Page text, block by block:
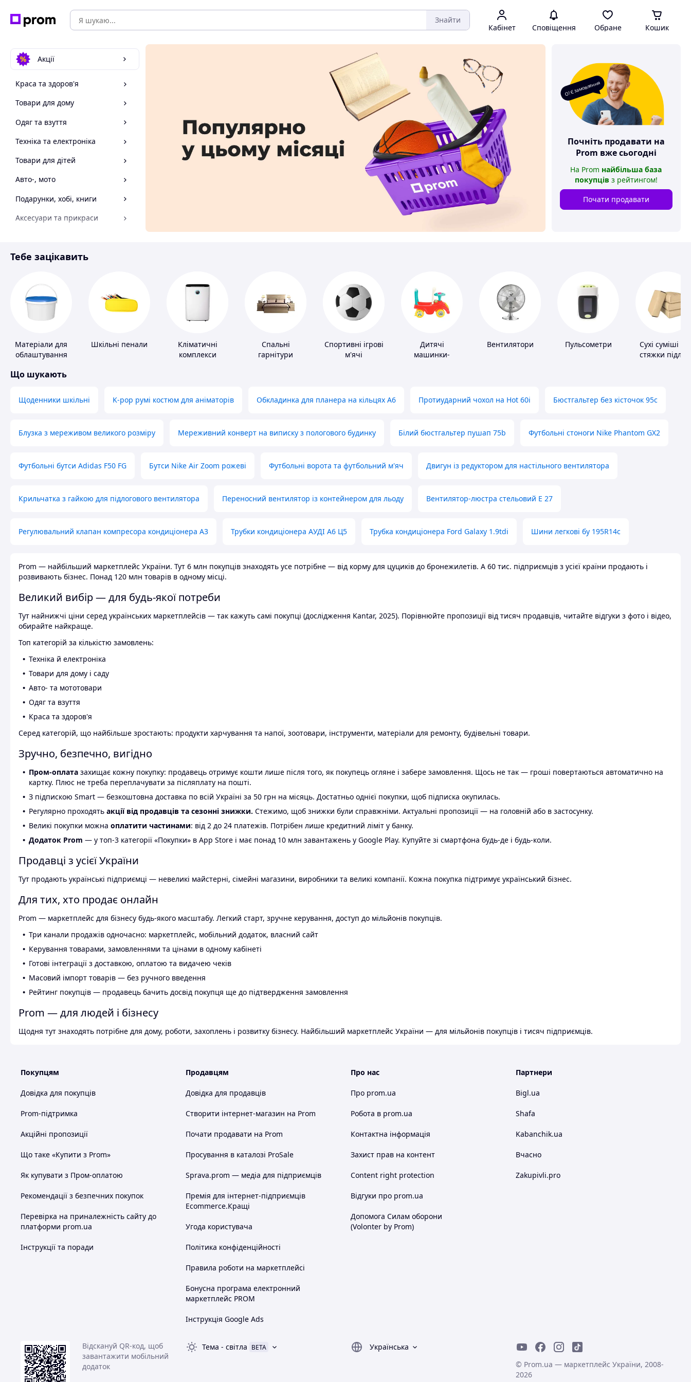
Знайти
Кабінет Сповіщення Обране Кошик
Акції
Краса та здоров'я
Товари для дому
Одяг та взуття
Техніка та електроніка
Товари для дітей
Авто-, мото
Подарунки, хобі, книги
Аксесуари та прикраси
Спорт і відпочинок
О! Є замовлення
Почніть продавати на
Prom вже сьогодні
На Prom найбільша база
покупців з рейтингом!
Почати продавати
Тебе зацікавить
Матеріали для
облаштування
підлог
Шкільні пенали
Кліматичні
комплекси
Спальні
гарнітури
Спортивні ігрові
м'ячі
Дитячі
машинки-
Вентилятори Пульсометри
Сухі суміші
стяжки
Що шукають
Щоденники шкільні K-pop румі костюм для аніматорів Обкладинка для планера на кільцях А6 Протиударний чохол на Hot 60i Бюстгальтер без кісточок 95с
Блузка з мереживом великого розміру Мереживний конверт на виписку з пологового будинку Білий бюстгальтер пушап 75b Футбольні стоноги Nike Phantom GX2
Футбольні бутси Adidas F50 FG Бутси Nike Air Zoom рожеві Футбольні ворота та футбольний м'яч Двигун із редуктором для настільного вентилятора
Крильчатка з гайкою для підлогового вентилятора Переносний вентилятор із контейнером для льоду Вентилятор-люстра стельовий E 27
Регулювальний клапан компресора кондиціонера А3 Трубки кондиціонера АУДІ А6 Ц5 Трубка кондиціонера Ford Galaxy 1.9tdi Шини легкові бу 195R14c
Prom — найбільший маркетплейс України. Тут 6 млн покупців знаходять усе потрібне — від корму для цуциків до бронежилетів. А 60 тис. підприємців з усієї країни продають і
розвивають бізнес. Понад 120 млн товарів в одному місці.
Великий вибір — для будь-якої потреби
Тут найнижчі ціни серед українських маркетплейсів — так кажуть самі покупці (дослідження Kantar, 2025). Порівнюйте пропозиції від тисяч продавців, читайте відгуки з фото і відео,
обирайте найкраще.
Топ категорій за кількістю замовлень:
Техніка й електроніка
Товари для дому і саду
Авто- та мототовари
Одяг та взуття
Краса та здоров'я
Серед категорій, що найбільше зростають: продукти харчування та напої, зоотовари, інструменти, матеріали для ремонту, будівельні товари.
Зручно, безпечно, вигідно
Пром-оплата захищає кожну покупку: продавець отримує кошти лише після того, як покупець огляне і забере замовлення. Щось не так — гроші повертаються автоматично на
картку. Плюс не треба переплачувати за післяплату на пошті.
З підпискою Smart — безкоштовна доставка по всій Україні за 50 грн на місяць. Достатньо однієї покупки, щоб підписка окупилась.
Регулярно проходять акції від продавців та сезонні знижки. Стежимо, щоб знижки були справжніми. Актуальні пропозиції — на головній або в застосунку.
Великі покупки можна оплатити частинами: від 2 до 24 платежів. Потрібен лише кредитний ліміт у банку.
Додаток Prom — у топ-3 категорії «Покупки» в App Store і має понад 10 млн завантажень у Google Play. Купуйте зі смартфона будь-де і будь-коли.
Продавці з усієї України
Тут продають українські підприємці — невеликі майстерні, сімейні магазини, виробники та великі компанії. Кожна покупка підтримує український бізнес.
Для тих, хто продає онлайн
Prom — маркетплейс для бізнесу будь-якого масштабу. Легкий старт, зручне керування, доступ до мільйонів покупців.
Три канали продажів одночасно: маркетплейс, мобільний додаток, власний сайт
Керування товарами, замовленнями та цінами в одному кабінеті
Готові інтеграції з доставкою, оплатою та видачею чеків
Масовий імпорт товарів — без ручного введення
Рейтинг покупців — продавець бачить досвід покупця ще до підтвердження замовлення
Prom — для людей і бізнесу
Щодня тут знаходять потрібне для дому, роботи, захоплень і розвитку бізнесу. Найбільший маркетплейс України — для мільйонів покупців і тисяч підприємців.
Покупцям
Довідка для покупців
Prom-підтримка
Акційні пропозиції
Що таке «Купити з Prom»
Як купувати з Пром-оплатою
Рекомендації з безпечних покупок
Перевірка на приналежність сайту до
платформи prom.ua
Інструкції та поради
Продавцям
Довідка для продавців
Створити інтернет-магазин на Prom
Почати продавати на Prom
Просування в каталозі ProSale
Sprava.prom — медіа для підприємців
Премія для інтернет-підприємців
Ecommerce.Кращі
Угода користувача
Політика конфіденційності
Правила роботи на маркетплейсі
Бонусна програма електронний
маркетплейс PROM
Інструкція Google Ads
Про нас
Про prom.ua
Робота в prom.ua
Контактна інформація
Захист прав на контент
Content right protection
Відгуки про prom.ua
Допомога Силам оборони
(Volonter by Prom)
Партнери
Bigl.ua
Shafa
Kabanchik.ua
Вчасно
Zakupivli.pro
Відскануй QR-код, щоб
завантажити мобільний
додаток
Тема - світла BETA
Українська
© Prom.ua — маркетплейс України, 2008-
2026